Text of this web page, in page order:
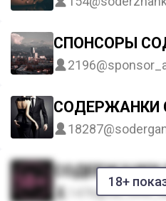
СПОНСОРЫ
2196
СОДЕРЖАНКИ
18287
18+
СОДЕРЖАНКИ
1476